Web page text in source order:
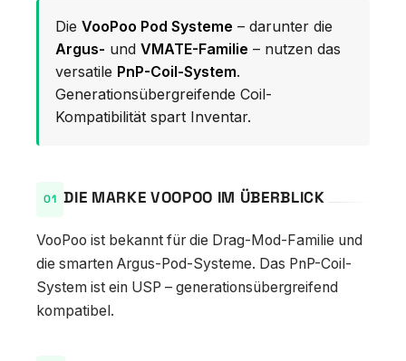
Die VooPoo Pod Systeme – darunter die
Argus- und VMATE-Familie – nutzen das
versatile PnP-Coil-System.
Generationsübergreifende Coil-
Kompatibilität spart Inventar.
DIE MARKE VOOPOO IM ÜBERBLICK
VooPoo ist bekannt für die Drag-Mod-Familie und
die smarten Argus-Pod-Systeme. Das PnP-Coil-
System ist ein USP – generationsübergreifend
kompatibel.